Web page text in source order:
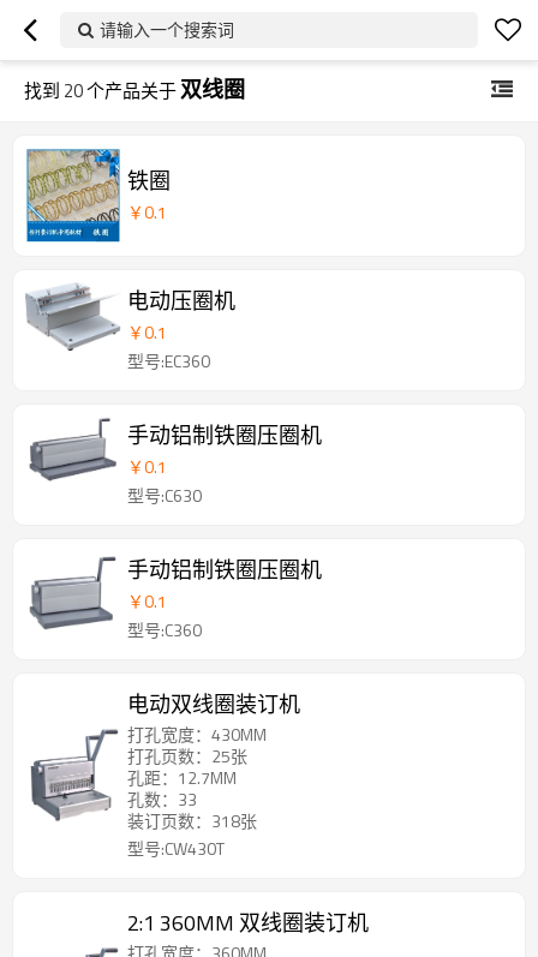
请输入一个搜索词
找到 20个产品关于双线圈
铁圈
￥0.1
电动压圈机
￥0.1
型号:EC360
手动铝制铁圈压圈机
￥0.1
型号:C630
手动铝制铁圈压圈机
￥0.1
型号:C360
电动双线圈装订机
打孔宽度：430MM
打孔页数：25张
孔距：12.7MM
孔数：33
装订页数：318张
型号:CW430T
2:1 360MM 双线圈装订机